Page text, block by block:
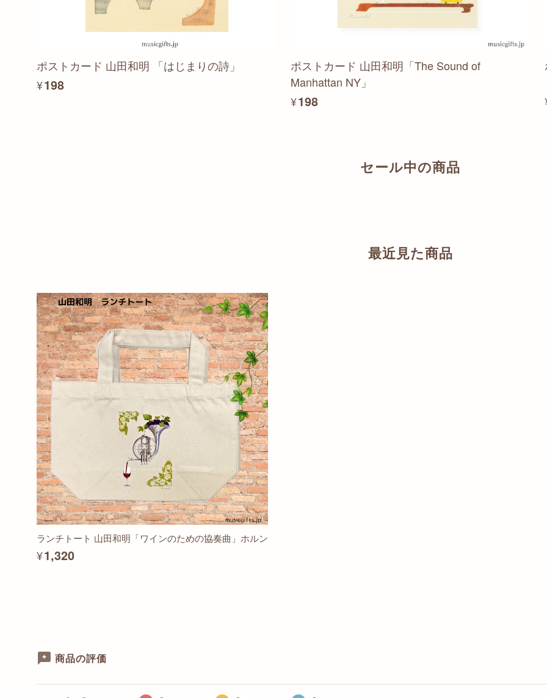
ポストカード 山田和明 「はじまりの詩」
¥198
ポストカード 山田和明「The Sound of
Manhattan NY」
¥198
セール中の商品
最近見た商品
ランチトート 山田和明「ワインのための協奏曲」ホルン
¥1,320
商品の評価